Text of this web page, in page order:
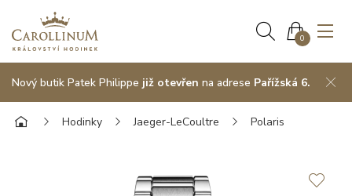
0
Nový butik Patek Philippe již otevřen na adrese Pařížská 6.
Hodinky Jaeger-LeCoultre Polaris